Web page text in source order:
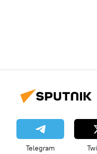
Telegram